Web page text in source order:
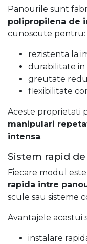
Panourile sunt
polipropilena de
cunoscute pentru:
rezistenta la
durabilitate
greutate
flexibilitate
Aceste proprietati
manipulari
intensa.
Sistem rapid
Fiecare modul
rapida intre
scule sau sisteme
Avantajele acestui
instalare